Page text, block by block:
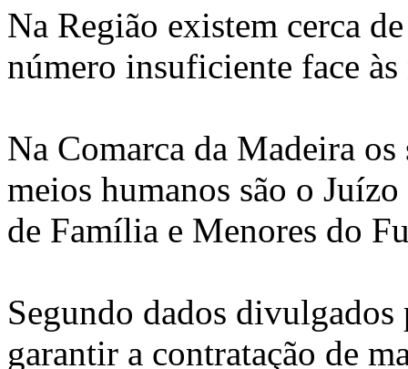
Na Região existem cerca
número insuficiente face às
Na Comarca da Madeira os
meios humanos são o
de Família e Menores do
Segundo dados
garantir a contratação de